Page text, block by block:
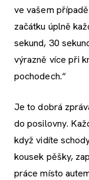
ve vašem
začátku úplně
sekund, 30
výrazně více při
pochodech.“
Je to dobrá
do posilovny.
když vidíte
kousek pěšky,
práce místo